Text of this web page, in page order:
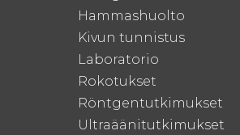
Hammashuolto
Kivun tunnistus
Laboratorio
Rokotukset
Röntgentutkimukset
Ultraäänitutkimukset